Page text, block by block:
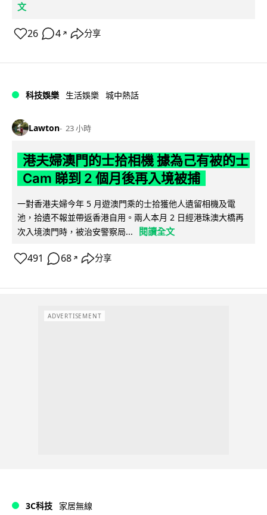
文
26 4 ↗ 分享
科技娛樂 生活娛樂 城中熱話
Lawton 23 小時
港夫婦澳門的士拾相機 據為己有被的士
Cam 睇到 2 個月後再入境被捕
一對香港夫婦今年 5 月遊澳門乘的士拾獲他人遺留相機及電
池，拾遺不報並帶返香港自用。兩人本月 2 日經港珠澳大橋再
次入境澳門時，被治安警察局...
閱讀全文
491 68 ↗ 分享
ADVERTISEMENT
3C科技 家居無線